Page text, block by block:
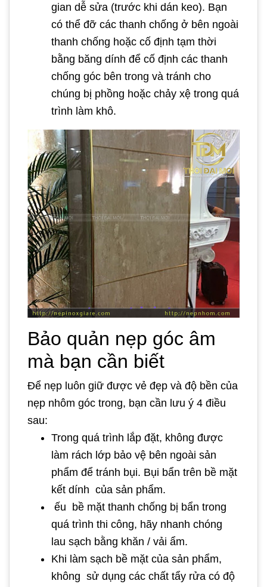
gian dễ sửa (trước khi dán keo). Bạn
có thể đỡ các thanh chống ở bên ngoài
thanh chống hoặc cố định tạm thời
bằng băng dính để cố định các thanh
chống góc bên trong và tránh cho
chúng bị phồng hoặc chảy xệ trong quá
trình làm khô.
Bảo quản nẹp góc âm
mà bạn cần biết
Để nẹp luôn giữ được vẻ đẹp và độ bền của
nẹp nhôm góc trong, bạn cần lưu ý 4 điều
sau:
Trong quá trình lắp đặt, không được
làm rách lớp bảo vệ bên ngoài sản
phẩm để tránh bụi. Bụi bẩn trên bề mặt
kết dính của sản phẩm.
ếu bề mặt thanh chống bị bẩn trong
quá trình thi công, hãy nhanh chóng
lau sạch bằng khăn / vải ẩm.
Khi làm sạch bề mặt của sản phẩm,
không sử dụng các chất tẩy rửa có độ